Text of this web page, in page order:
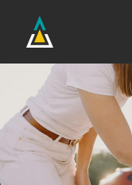
contenu